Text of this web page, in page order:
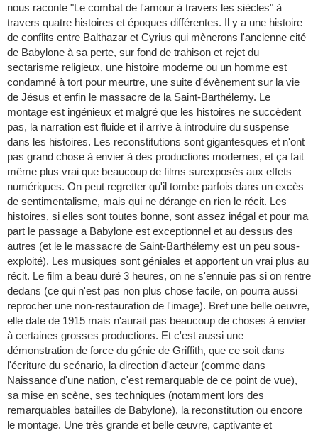
nous raconte "Le combat de l'amour à travers les siècles" à
travers quatre histoires et époques différentes. Il y a une histoire
de conflits entre Balthazar et Cyrius qui mènerons l'ancienne cité
de Babylone à sa perte, sur fond de trahison et rejet du
sectarisme religieux, une histoire moderne ou un homme est
condamné à tort pour meurtre, une suite d'évènement sur la vie
de Jésus et enfin le massacre de la Saint-Barthélemy. Le
montage est ingénieux et malgré que les histoires ne succèdent
pas, la narration est fluide et il arrive à introduire du suspense
dans les histoires. Les reconstitutions sont gigantesques et n'ont
pas grand chose à envier à des productions modernes, et ça fait
même plus vrai que beaucoup de films surexposés aux effets
numériques. On peut regretter qu'il tombe parfois dans un excès
de sentimentalisme, mais qui ne dérange en rien le récit. Les
histoires, si elles sont toutes bonne, sont assez inégal et pour ma
part le passage a Babylone est exceptionnel et au dessus des
autres (et le le massacre de Saint-Barthélemy est un peu sous-
exploité). Les musiques sont géniales et apportent un vrai plus au
récit. Le film a beau duré 3 heures, on ne s'ennuie pas si on rentre
dedans (ce qui n'est pas non plus chose facile, on pourra aussi
reprocher une non-restauration de l'image). Bref une belle oeuvre,
elle date de 1915 mais n'aurait pas beaucoup de choses à envier
à certaines grosses productions. Et c'est aussi une
démonstration de force du génie de Griffith, que ce soit dans
l'écriture du scénario, la direction d'acteur (comme dans
Naissance d'une nation, c'est remarquable de ce point de vue),
sa mise en scène, ses techniques (notamment lors des
remarquables batailles de Babylone), la reconstitution ou encore
le montage. Une très grande et belle œuvre, captivante et